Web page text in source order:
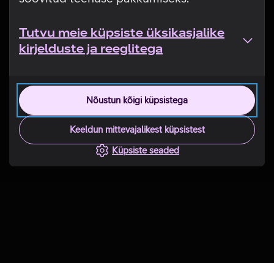
Tutvu meie küpsiste üksikasjalike
kirjelduste ja reeglitega
Nõustun kõigi küpsistega
Keeldun mittevajalikest küpsistest
Küpsiste seaded